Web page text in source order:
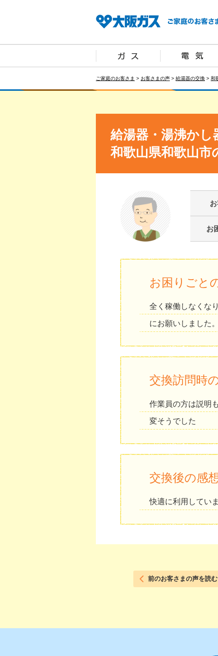
ご家庭のお客さま > お客さまの声 > 給湯器の交換 > 和
給湯器・湯沸かし
和歌山県和歌山市
お
お困りごと
全く稼働しなくな
にお願いしました
交換訪問時
作業員の方は説明
変そうでした
交換後の感
快適に利用してい
前のお客さまの声を読む